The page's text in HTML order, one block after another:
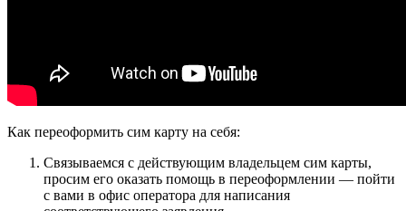
Как переоформить сим карту на себя:
Связываемся с действующим владельцем сим карты,
просим его оказать помощь в переоформлении — пойти
с вами в офис оператора для написания